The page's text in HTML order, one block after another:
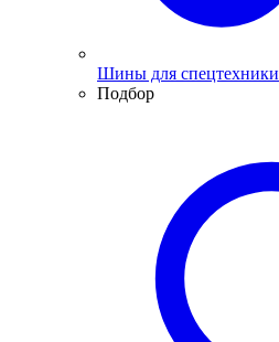
Шины для спецтехники
Подбор